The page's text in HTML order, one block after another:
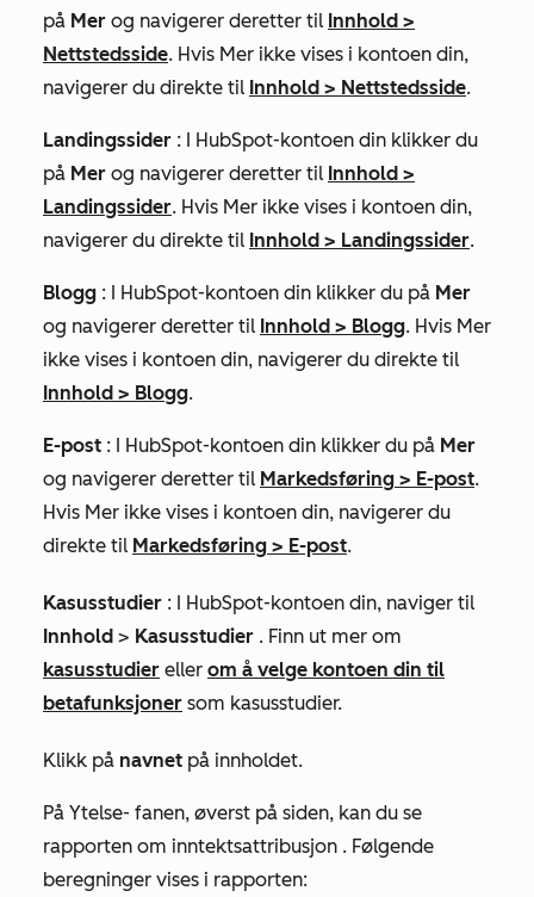
på Mer og navigerer deretter til Innhold >
Nettstedsside. Hvis Mer ikke vises i kontoen din,
navigerer du direkte til Innhold > Nettstedsside.
Landingssider : I HubSpot-kontoen din klikker du
på Mer og navigerer deretter til Innhold >
Landingssider. Hvis Mer ikke vises i kontoen din,
navigerer du direkte til Innhold > Landingssider.
Blogg : I HubSpot-kontoen din klikker du på Mer
og navigerer deretter til Innhold > Blogg. Hvis Mer
ikke vises i kontoen din, navigerer du direkte til
Innhold > Blogg.
E-post : I HubSpot-kontoen din klikker du på Mer
og navigerer deretter til Markedsføring > E-post.
Hvis Mer ikke vises i kontoen din, navigerer du
direkte til Markedsføring > E-post.
Kasusstudier : I HubSpot-kontoen din, naviger til
Innhold > Kasusstudier . Finn ut mer om
kasusstudier eller om å velge kontoen din til
betafunksjoner som kasusstudier.
Klikk på navnet på innholdet.
På Ytelse- fanen, øverst på siden, kan du se
rapporten om inntektsattribusjon . Følgende
beregninger vises i rapporten: